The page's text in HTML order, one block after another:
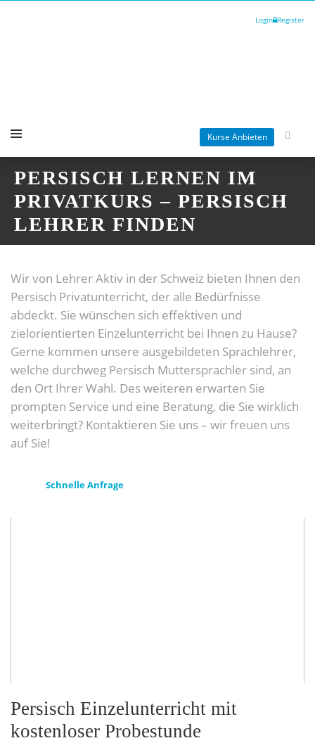
Login Register
Kurse Anbieten
PERSISCH LERNEN IM
PRIVATKURS – PERSISCH
LEHRER FINDEN
Wir von Lehrer Aktiv in der Schweiz bieten Ihnen den
Persisch Privatunterricht, der alle Bedürfnisse
abdeckt. Sie wünschen sich effektiven und
zielorientierten Einzelunterricht bei Ihnen zu Hause?
Gerne kommen unsere ausgebildeten Sprachlehrer,
welche durchweg Persisch Muttersprachler sind, an
den Ort Ihrer Wahl. Des weiteren erwarten Sie
prompten Service und eine Beratung, die Sie wirklich
weiterbringt? Kontaktieren Sie uns – wir freuen uns
auf Sie!
Schnelle Anfrage
Persisch Einzelunterricht mit
kostenloser Probestunde